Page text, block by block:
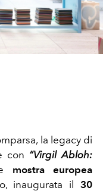
la legacy di
con “Virgil Abloh:
mostra europea
inaugurata il 30